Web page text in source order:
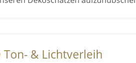
Ton- & Lichtverleih